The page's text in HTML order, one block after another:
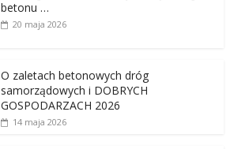
betonu …
20 maja 2026
O zaletach betonowych dróg
samorządowych i DOBRYCH
GOSPODARZACH 2026
14 maja 2026